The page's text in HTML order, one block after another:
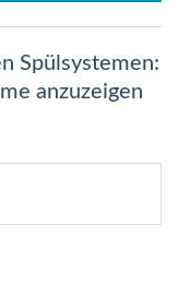
Spülsystemen:
anzuzeigen